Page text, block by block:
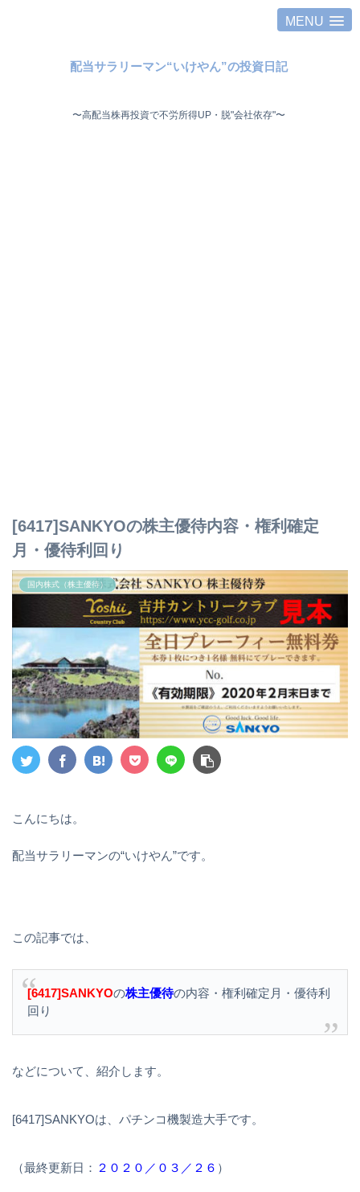
MENU
配当サラリーマン“いけやん”の投資日記 ​
〜高配当株再投資で不労所得UP・脱"会社依存"〜 ​
[6417]SANKYOの株主優待内容・権利確定
月・優待利回り
国内株式（株主優待）
こんにちは。
配当サラリーマンの“いけやん”です。
この記事では、
[6417]SANKYOの株主優待の内容・権利確定月・優待利
回り
などについて、紹介します。
[6417]SANKYOは、パチンコ機製造大手です。
（最終更新日： ２０２０／０３／２６ ）